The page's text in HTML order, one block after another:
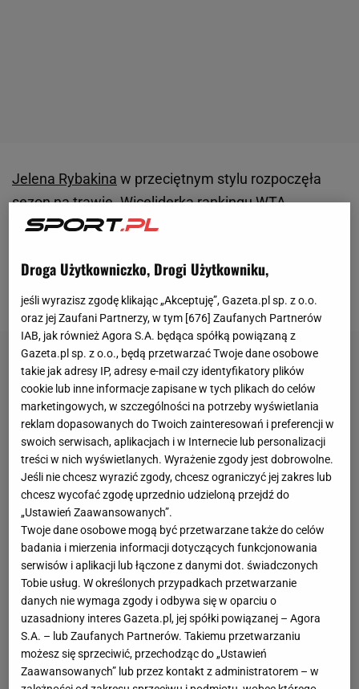
Jelena Rybakina w przeciętnym stylu rozpoczęła
sezon na trawie. Wiceliderka rankingu WTA
przegrała w ćwierćfinale turnieju w Londynie z Katie
drastyczną decyzję, która ma jej pomóc w
przygotowaniach do tegorocznego Wimbledonu.
Droga Użytkowniczko, Drogi Użytkowniku,
jeśli wyrazisz zgodę klikając „Akceptuję”, Gazeta.pl sp. z o.o.
oraz jej Zaufani Partnerzy, w tym [676] Zaufanych Partnerów
IAB, jak również Agora S.A. będąca spółką powiązaną z
Gazeta.pl sp. z o.o., będą przetwarzać Twoje dane osobowe
takie jak adresy IP, adresy e-mail czy identyfikatory plików
cookie lub inne informacje zapisane w tych plikach do celów
marketingowych, w szczególności na potrzeby wyświetlania
reklam dopasowanych do Twoich zainteresowań i preferencji w
swoich serwisach, aplikacjach i w Internecie lub personalizacji
treści w nich wyświetlanych. Wyrażenie zgody jest dobrowolne.
Jeśli nie chcesz wyrazić zgody, chcesz ograniczyć jej zakres lub
chcesz wycofać zgodę uprzednio udzieloną przejdź do
„Ustawień Zaawansowanych”.
Twoje dane osobowe mogą być przetwarzane także do celów
badania i mierzenia informacji dotyczących funkcjonowania
serwisów i aplikacji lub łączone z danymi dot. świadczonych
Tobie usług. W określonych przypadkach przetwarzanie
danych nie wymaga zgody i odbywa się w oparciu o
uzasadniony interes Gazeta.pl, jej spółki powiązanej – Agora
S.A. – lub Zaufanych Partnerów. Takiemu przetwarzaniu
możesz się sprzeciwić, przechodząc do „Ustawień
Zaawansowanych” lub przez kontakt z administratorem – w